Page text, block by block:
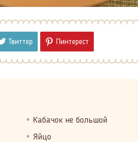
Твиттер Пинтерест
Кабачок не большой
Яйцо